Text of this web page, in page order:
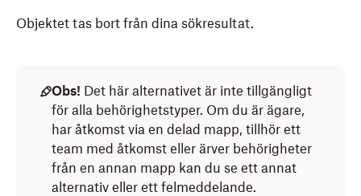
Objektet tas bort från dina sökresultat.
Obs! Det här alternativet är inte tillgängligt
för alla behörighetstyper. Om du är ägare,
har åtkomst via en delad mapp, tillhör ett
team med åtkomst eller ärver behörigheter
från en annan mapp kan du se ett annat
alternativ eller ett felmeddelande.